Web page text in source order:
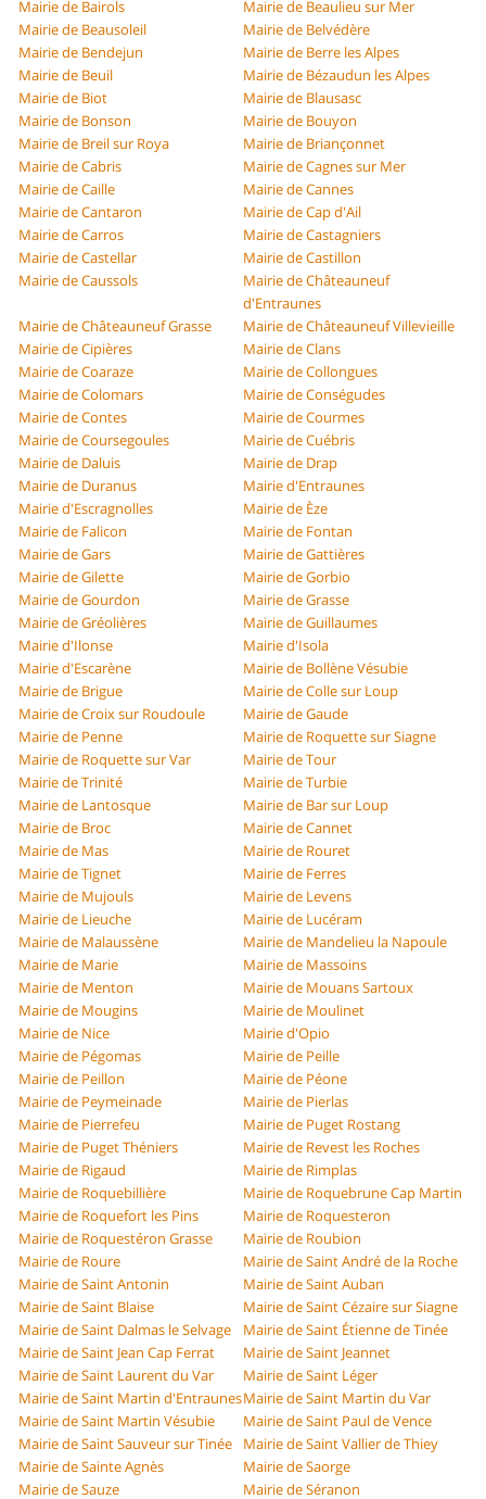
Mairie de Bairols
Mairie de Beaulieu sur Mer
Mairie de Beausoleil
Mairie de Belvédère
Mairie de Bendejun
Mairie de Berre les Alpes
Mairie de Beuil
Mairie de Bézaudun les Alpes
Mairie de Biot
Mairie de Blausasc
Mairie de Bonson
Mairie de Bouyon
Mairie de Breil sur Roya
Mairie de Briançonnet
Mairie de Cabris
Mairie de Cagnes sur Mer
Mairie de Caille
Mairie de Cannes
Mairie de Cantaron
Mairie de Cap d'Ail
Mairie de Carros
Mairie de Castagniers
Mairie de Castellar
Mairie de Castillon
Mairie de Caussols
Mairie de Châteauneuf
d'Entraunes
Mairie de Châteauneuf Grasse
Mairie de Châteauneuf Villevieille
Mairie de Cipières
Mairie de Clans
Mairie de Coaraze
Mairie de Collongues
Mairie de Colomars
Mairie de Conségudes
Mairie de Contes
Mairie de Courmes
Mairie de Coursegoules
Mairie de Cuébris
Mairie de Daluis
Mairie de Drap
Mairie de Duranus
Mairie d'Entraunes
Mairie d'Escragnolles
Mairie de Èze
Mairie de Falicon
Mairie de Fontan
Mairie de Gars
Mairie de Gattières
Mairie de Gilette
Mairie de Gorbio
Mairie de Gourdon
Mairie de Grasse
Mairie de Gréolières
Mairie de Guillaumes
Mairie d'Ilonse
Mairie d'Isola
Mairie d'Escarène
Mairie de Bollène Vésubie
Mairie de Brigue
Mairie de Colle sur Loup
Mairie de Croix sur Roudoule
Mairie de Gaude
Mairie de Penne
Mairie de Roquette sur Siagne
Mairie de Roquette sur Var
Mairie de Tour
Mairie de Trinité
Mairie de Turbie
Mairie de Lantosque
Mairie de Bar sur Loup
Mairie de Broc
Mairie de Cannet
Mairie de Mas
Mairie de Rouret
Mairie de Tignet
Mairie de Ferres
Mairie de Mujouls
Mairie de Levens
Mairie de Lieuche
Mairie de Lucéram
Mairie de Malaussène
Mairie de Mandelieu la Napoule
Mairie de Marie
Mairie de Massoins
Mairie de Menton
Mairie de Mouans Sartoux
Mairie de Mougins
Mairie de Moulinet
Mairie de Nice
Mairie d'Opio
Mairie de Pégomas
Mairie de Peille
Mairie de Peillon
Mairie de Péone
Mairie de Peymeinade
Mairie de Pierlas
Mairie de Pierrefeu
Mairie de Puget Rostang
Mairie de Puget Théniers
Mairie de Revest les Roches
Mairie de Rigaud
Mairie de Rimplas
Mairie de Roquebillière
Mairie de Roquebrune Cap Martin
Mairie de Roquefort les Pins
Mairie de Roquesteron
Mairie de Roquestéron Grasse
Mairie de Roubion
Mairie de Roure
Mairie de Saint André de la Roche
Mairie de Saint Antonin
Mairie de Saint Auban
Mairie de Saint Blaise
Mairie de Saint Cézaire sur Siagne
Mairie de Saint Dalmas le Selvage
Mairie de Saint Étienne de Tinée
Mairie de Saint Jean Cap Ferrat
Mairie de Saint Jeannet
Mairie de Saint Laurent du Var
Mairie de Saint Léger
Mairie de Saint Martin d'EntraunesMairie de Saint Martin du Var
Mairie de Saint Martin Vésubie
Mairie de Saint Paul de Vence
Mairie de Saint Sauveur sur Tinée
Mairie de Saint Vallier de Thiey
Mairie de Sainte Agnès
Mairie de Saorge
Mairie de Sauze
Mairie de Séranon